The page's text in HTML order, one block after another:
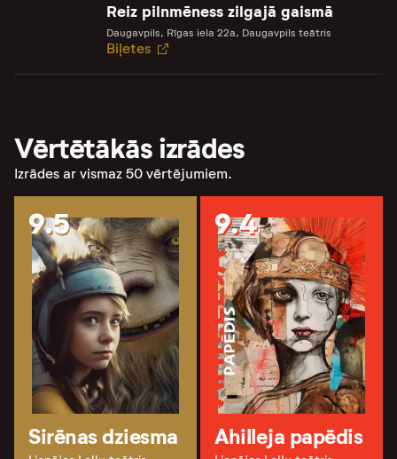
Reiz pilnmēness zilgajā gaismā
Daugavpils, Rīgas iela 22a, Daugavpils teātris
Biļetes
Vērtētākās izrādes
Izrādes ar vismaz 50 vērtējumiem.
9.5
Sirēnas dziesma
9.4
Ahilleja papēdis